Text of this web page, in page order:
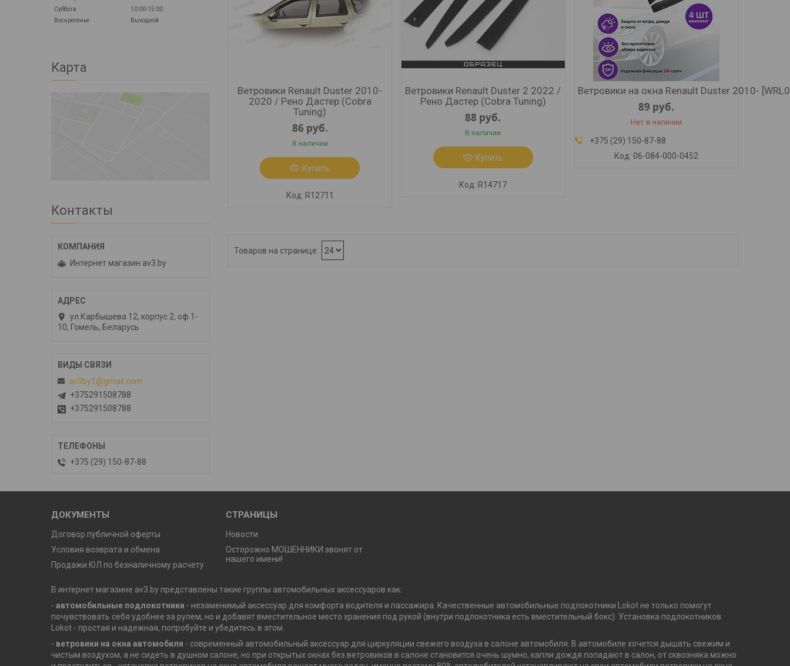
Ветровики Renault Duster 2010-
2020 / Рено Дастер (Cobra
Tuning)
86 руб.
В наличии
Купить
R12711
Ветровики Renault Duster 2 2022 /
Рено Дастер (Cobra Tuning)
88 руб.
В наличии
Купить
R14717
Ветровики на окна Renault Duster 2010-
89 руб.
Нет в наличии
+375 (29) 150-87-88
06-084-000-0452
Суббота
10:00-15:00
Воскресенье
Выходной
Карта
Контакты
Интернет магазин av3.by
ул Карбышева 12, корпус 2, оф.1-
10, Гомель, Беларусь
av3by1@gmail.com
+375291508788
+375291508788
+375 (29) 150-87-88
ДОКУМЕНТЫ
Договор публичной оферты
Условия возврата и обмена
Продажи ЮЛ по безналичному расчету
СТРАНИЦЫ
Новости
Осторожно МОШЕННИКИ звонят от
нашего имени!
В интернет магазине av3.by представлены такие группы автомобильных аксессуаров как:
- автомобильные подлокотники - незаменимый аксессуар для комфорта водителя и пассажира. Качественные автомобильные подлокотники Lokot не только помогут
почувствовать себя удобнее за рулем, но и добавят вместительное место хранения под рукой (внутри подлокотника есть вместительный бокс). Установка подлокотников
Lokot - простая и надежная, попробуйте и убедитесь в этом.
- ветровики на окна автомобиля - современный автомобильный аксессуар для циркуляции свежего воздуха в салоне автомобиля. В автомобиле хочется дышать свежим и
чистым воздухом, а не сидеть в душном салоне, но при открытых окнах без ветровиков в салоне становится очень шумно, капли дождя попадают в салон, от сквозняка можно